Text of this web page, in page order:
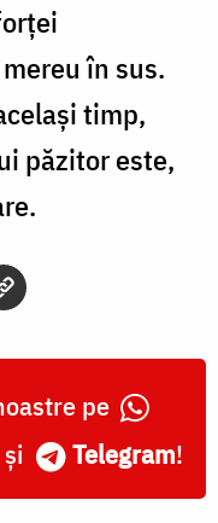
în sus.
timp,
păzitor este,
pe
și Telegram!